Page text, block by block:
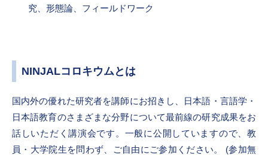
究、形態論、フィールドワーク
NINJALコロキウムとは
国内外の優れた研究者を講師にお招きし、日本語・言語学・
日本語教育のさまざまな分野について最前線の研究成果をお
話しいただく講演会です。一般に公開していますので、教
員・大学院生を問わず、ご自由にご参加ください。 (参加無